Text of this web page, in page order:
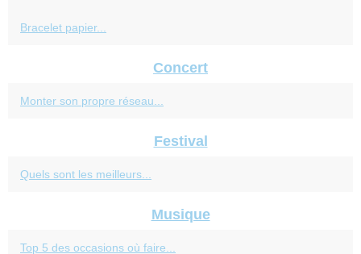
Bracelet papier...
Concert
Monter son propre réseau...
Festival
Quels sont les meilleurs...
Musique
Top 5 des occasions où faire...